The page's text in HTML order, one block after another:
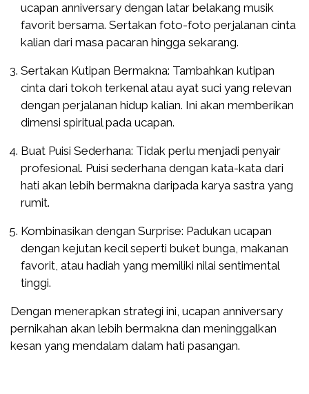
ucapan anniversary dengan latar belakang musik
favorit bersama. Sertakan foto-foto perjalanan cinta
kalian dari masa pacaran hingga sekarang.
Sertakan Kutipan Bermakna: Tambahkan kutipan
cinta dari tokoh terkenal atau ayat suci yang relevan
dengan perjalanan hidup kalian. Ini akan memberikan
dimensi spiritual pada ucapan.
Buat Puisi Sederhana: Tidak perlu menjadi penyair
profesional. Puisi sederhana dengan kata-kata dari
hati akan lebih bermakna daripada karya sastra yang
rumit.
Kombinasikan dengan Surprise: Padukan ucapan
dengan kejutan kecil seperti buket bunga, makanan
favorit, atau hadiah yang memiliki nilai sentimental
tinggi.
Dengan menerapkan strategi ini, ucapan anniversary
pernikahan akan lebih bermakna dan meninggalkan
kesan yang mendalam dalam hati pasangan.